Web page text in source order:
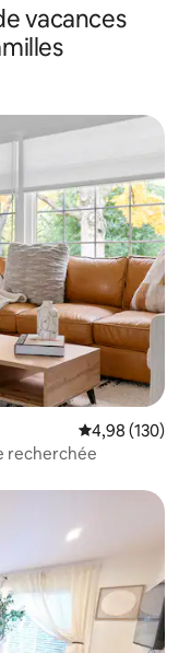
vacances
Évaluation
4,98 (130)
recherchée